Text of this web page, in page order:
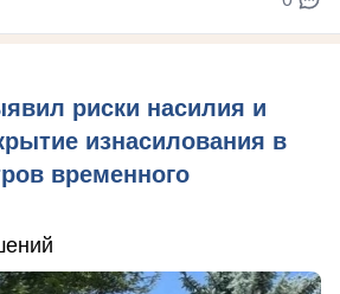
риски насилия и
изнасилования в
временного